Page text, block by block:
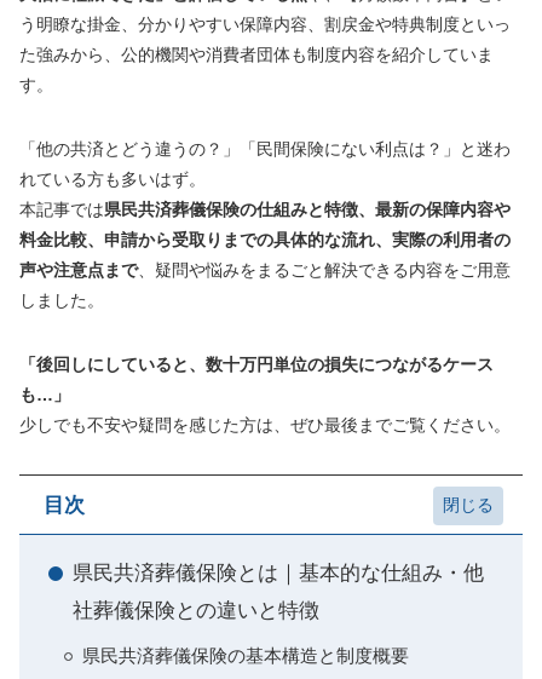
う明瞭な掛金、分かりやすい保障内容、割戻金や特典制度といっ
た強みから、公的機関や消費者団体も制度内容を紹介していま
す。
「他の共済とどう違うの？」「民間保険にない利点は？」と迷わ
れている方も多いはず。
本記事では県民共済葬儀保険の仕組みと特徴、最新の保障内容や
料金比較、申請から受取りまでの具体的な流れ、実際の利用者の
声や注意点まで、疑問や悩みをまるごと解決できる内容をご用意
しました。
「後回しにしていると、数十万円単位の損失につながるケース
も…」
少しでも不安や疑問を感じた方は、ぜひ最後までご覧ください。
目次
県民共済葬儀保険とは｜基本的な仕組み・他
社葬儀保険との違いと特徴
県民共済葬儀保険の基本構造と制度概要